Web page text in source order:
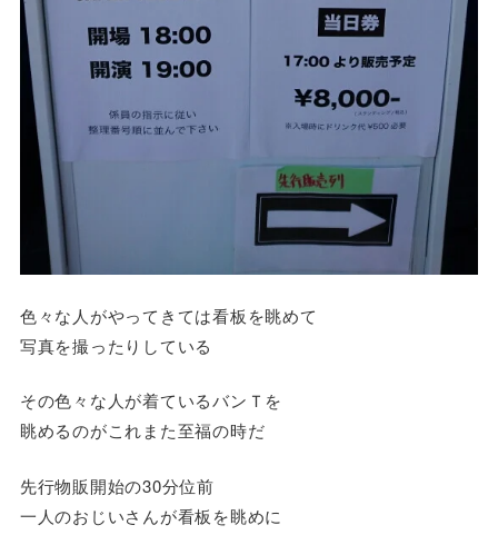
色々な人がやってきては看板を眺めて
写真を撮ったりしている
その色々な人が着ているバンＴを
眺めるのがこれまた至福の時だ
先行物販開始の30分位前
一人のおじいさんが看板を眺めに